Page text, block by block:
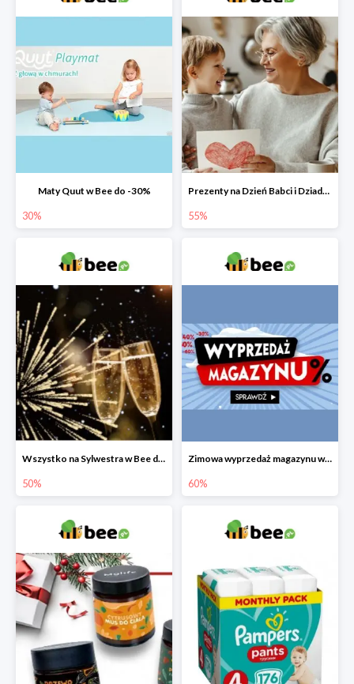
Maty Quut w Bee do -30%
30%
Prezenty na Dzień Babci i Dziadka w Bee do -55%
55%
Wszystko na Sylwestra w Bee do -50%
50%
Zimowa wyprzedaż magazynu w Bee do -60%
60%